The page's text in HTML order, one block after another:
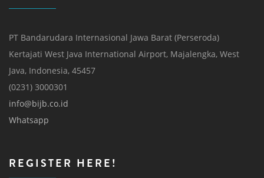
PT Bandarudara Internasional Jawa Barat (Perseroda)
Kertajati West Java International Airport, Majalengka, West
Java, Indonesia, 45457
(0231) 3000301
info@bijb.co.id
Whatsapp
REGISTER HERE!